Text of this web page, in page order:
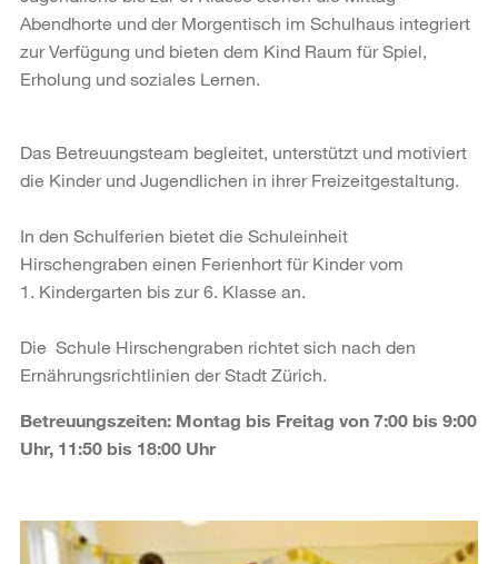
Abendhorte und der Morgentisch im Schulhaus integriert
zur Verfügung und bieten dem Kind Raum für Spiel,
Erholung und soziales Lernen.
Das Betreuungsteam begleitet, unterstützt und motiviert
die Kinder und Jugendlichen in ihrer Freizeitgestaltung.
In den Schulferien bietet die Schuleinheit
Hirschengraben einen Ferienhort für Kinder vom
1. Kindergarten bis zur 6. Klasse an.
Die Schule Hirschengraben richtet sich nach den
Ernährungsrichtlinien der Stadt Zürich.
Betreuungszeiten: Montag bis Freitag von 7:00 bis 9:00
Uhr, 11:50 bis 18:00 Uhr